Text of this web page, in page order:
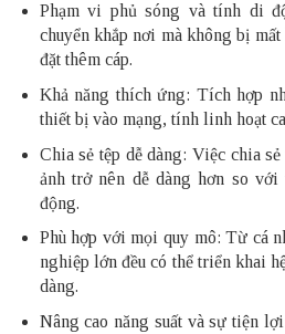
Phạm vi phủ sóng và tính di
chuyển khắp nơi mà không bị
đặt thêm cáp.
Khả năng thích ứng: Tích hợp
thiết bị vào mạng, tính linh hoạt
Chia sẻ tệp dễ dàng: Việc chia
ảnh trở nên dễ dàng hơn so
động.
Phù hợp với mọi quy mô: Từ cá
nghiệp lớn đều có thể triển khai
dàng.
Nâng cao năng suất và sự tiện